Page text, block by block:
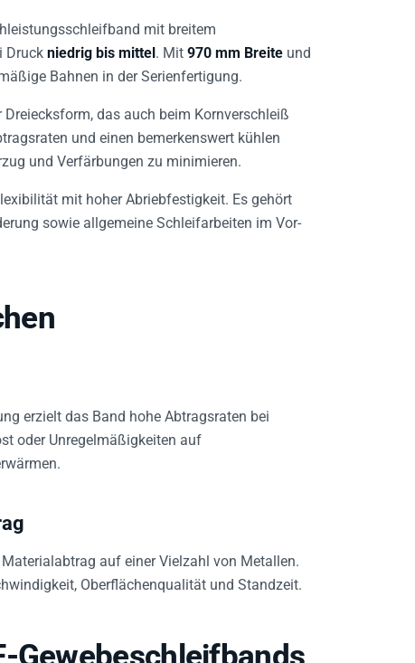
mit breitem
Druck niedrig bis mittel . Mit 970 mm Breite und
Bahnen in der Serienfertigung.
Dreiecksform, das auch beim Kornverschleiß
und einen bemerkenswert kühlen
und Verfärbungen zu minimieren.
mit hoher Abriebfestigkeit. Es gehört
sowie allgemeine Schleifarbeiten im Vor-
erzielt das Band hohe Abtragsraten bei
oder Unregelmäßigkeiten auf
auf einer Vielzahl von Metallen.
Oberflächenqualität und Standzeit.